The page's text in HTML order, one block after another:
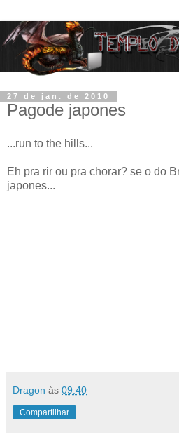
27 de jan. de 2010
Pagode japones
...run to the hills...
Eh pra rir ou pra chorar? se o do
japones...
Dragon às 09:40
Compartilhar